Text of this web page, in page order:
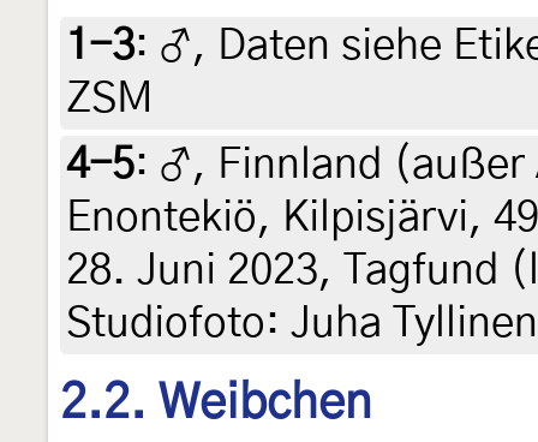
1-3: ♂, Daten siehe
ZSM
4-5: ♂, Finnland (außer
Enontekiö, Kilpisjärvi,
28. Juni 2023, Tagfund
Studiofoto: Juha
2.2. Weibchen